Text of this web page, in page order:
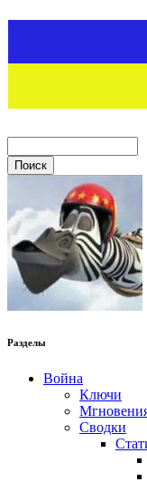
Разделы
Война
Ключи
Сводки